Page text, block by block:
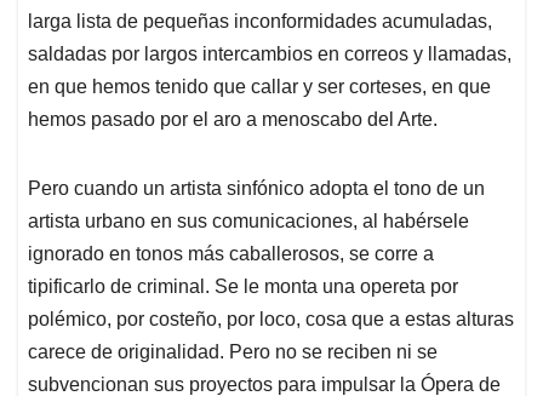
larga lista de pequeñas inconformidades acumuladas,
saldadas por largos intercambios en correos y llamadas,
en que hemos tenido que callar y ser corteses, en que
hemos pasado por el aro a menoscabo del Arte.
Pero cuando un artista sinfónico adopta el tono de un
artista urbano en sus comunicaciones, al habérsele
ignorado en tonos más caballerosos, se corre a
tipificarlo de criminal. Se le monta una opereta por
polémico, por costeño, por loco, cosa que a estas alturas
carece de originalidad. Pero no se reciben ni se
subvencionan sus proyectos para impulsar la Ópera de